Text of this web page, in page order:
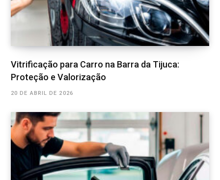
Vitrificação para Carro na Barra da Tijuca:
Proteção e Valorização
20 DE ABRIL DE 2026